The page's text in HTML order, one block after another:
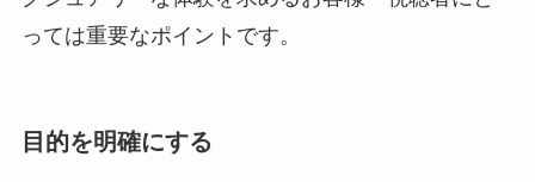
っては重要なポイントです。
目的を明確にする